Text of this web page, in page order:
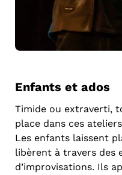
Enfants et ados
Timide ou extraverti,
place dans ces
Les enfants laissent
libèrent à travers des
d’improvisations. Ils